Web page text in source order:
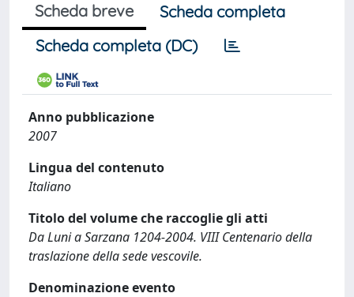
Scheda breve
Scheda completa
Scheda completa (DC)
Anno pubblicazione
2007
Lingua del contenuto
Italiano
Titolo del volume che raccoglie gli atti
Da Luni a Sarzana 1204-2004. VIII Centenario della
traslazione della sede vescovile.
Denominazione evento